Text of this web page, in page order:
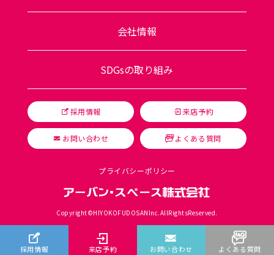
採用情報 来店予約 お問い合わせ よくある質問
会社情報
SDGsの取り組み
採用情報 来店予約
お問い合わせ よくある質問
プライバシーポリシー
Copyright©HIYOKOFUDOSANInc.AllRightsReserved.